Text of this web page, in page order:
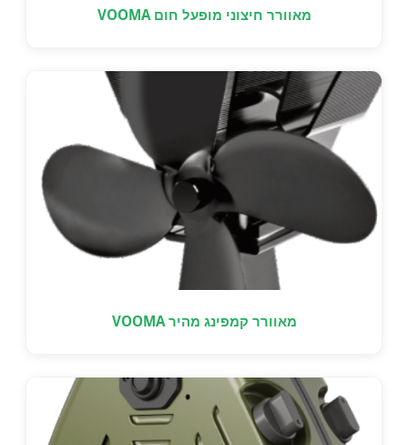
מאוורר חיצוני מופעל חום VOOMA
מאוורר קמפינג מהיר VOOMA